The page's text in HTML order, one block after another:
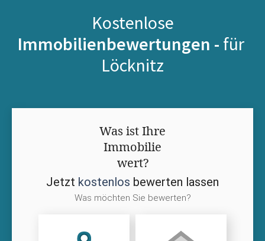
Kostenlose
Immobilienbewertungen - für
Löcknitz
Was ist Ihre
Immobilie
wert?
Jetzt kostenlos bewerten lassen
Was möchten Sie bewerten?